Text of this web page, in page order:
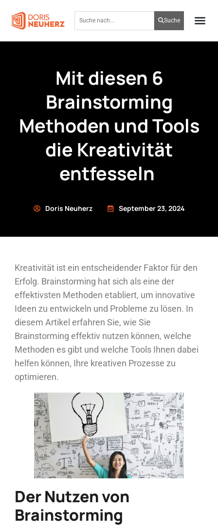
Suche
Mit diesen 6
Brainstorming
Methoden und Tools
die Kreativität
entfesseln
Doris Neuherz September 23, 2024
Kreativität ist ein entscheidender Faktor für den
Erfolg. Brainstorming hat sich als eine der
effektivsten Methoden etabliert, um innovative
Ideen zu entwickeln und Probleme zu lösen. In
diesem Artikel erfahren Sie, wie Sie
Brainstorming effektiv nutzen können, welche
Methoden es gibt und welche Tools Ihnen dabei
helfen können, Ihre kreativen Prozesse zu
optimieren.
Der Nutzen von
Brainstorming